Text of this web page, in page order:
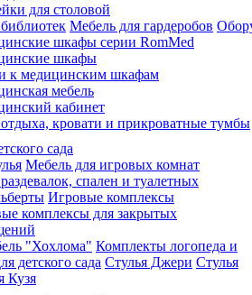
для столовой
Мебель для гардеробов
шкафы серии RomMed
шкафы
к медицинским шкафам
мебель
кабинет
кровати и прикроватные тумбы
сада
Мебель для игровых комнат
спален и туалетных
Игровые комплексы
комплексы для закрытых
"Хохлома" Комплекты логопеда и
детского сада Стулья Джери Стулья
Кузя